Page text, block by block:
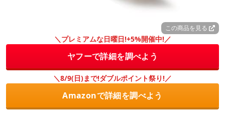
この商品を見る
＼プレミアムな日曜日!+5%開催中!／
ヤフーで詳細を調べよう
＼8/9(日)まで!ダブルポイント祭り!／
Amazonで詳細を調べよう